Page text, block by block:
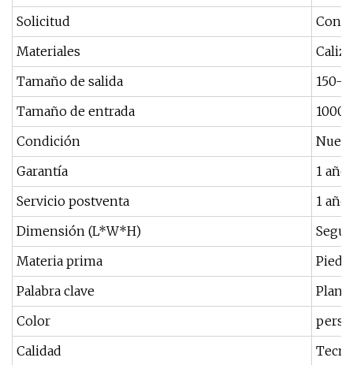
Solicitud
Materiales
Caliza
Tamaño de salida
150-
Tamaño de entrada
1000
Condición
Garantía
1 año
Servicio postventa
1 año
Dimensión (L*W*H)
Materia prima
Palabra clave
Color
Calidad